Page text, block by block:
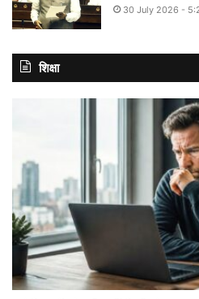
30 July 2026 -
शिक्षा